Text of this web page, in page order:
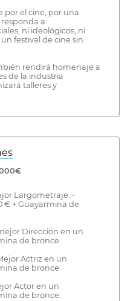
por el cine, por una
a
ni ideológicos, ni
festival de cine sin
rendirá homenaje a
de la industria
talleres y
Largometraje. -
€ + Guayarmina de
Dirección en un
de bronce.
Actriz en un
de bronce.
Actor en un
de bronce.